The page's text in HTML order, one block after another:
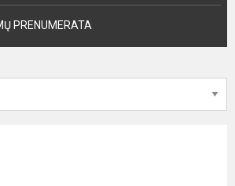
PRENUMERATA